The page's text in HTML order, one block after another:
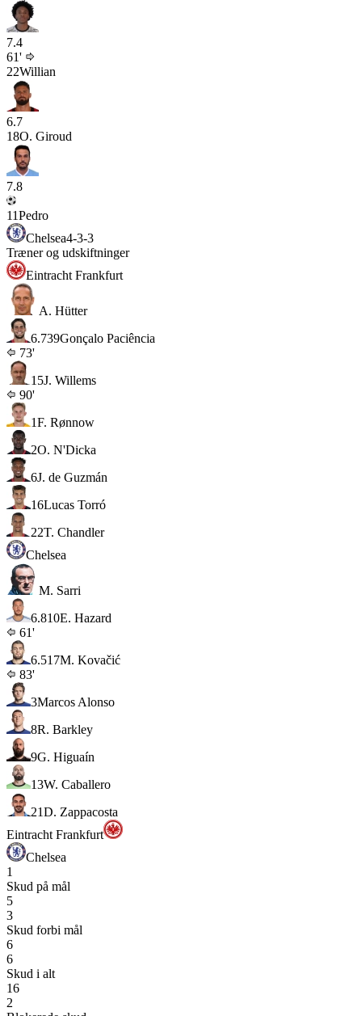
7.4
61'
22Willian
6.7
18O. Giroud
7.8
11Pedro
Chelsea4-3-3
Træner og udskiftninger
Eintracht Frankfurt
A. Hütter
6.739Gonçalo Paciência
73'
15J. Willems
90'
1F. Rønnow
2O. N'Dicka
6J. de Guzmán
16Lucas Torró
22T. Chandler
Chelsea
M. Sarri
6.810E. Hazard
61'
6.517M. Kovačić
83'
3Marcos Alonso
8R. Barkley
9G. Higuaín
13W. Caballero
21D. Zappacosta
Eintracht Frankfurt
Chelsea
1
Skud på mål
5
3
Skud forbi mål
6
6
Skud i alt
16
2